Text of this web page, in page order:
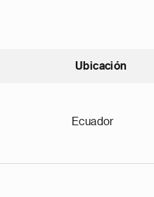
Ubicación
Ecuador